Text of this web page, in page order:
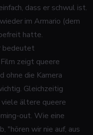
dass er schwul ist.
im Armario (dem
hatte.
bedeutet
zeigt queere
ohne die Kamera
Gleichzeitig
ältere queere
out. Wie eine
"hören wir nie auf, aus